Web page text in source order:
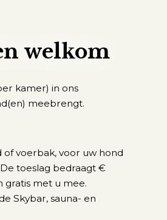
welkom
kamer) in ons
meebrengt.
of voerbak, voor uw hond
toeslag bedraagt €
gratis met u mee.
Skybar, sauna- en